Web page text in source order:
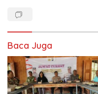
Baca Juga